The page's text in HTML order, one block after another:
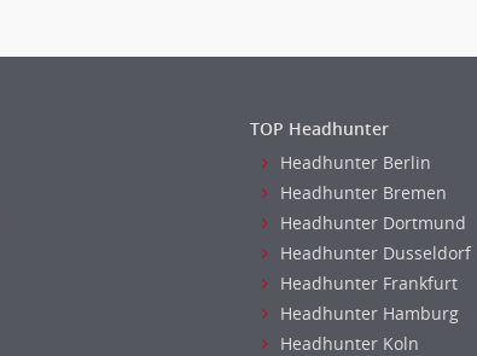
TOP Headhunter
Headhunter Berlin
Headhunter Bremen
Headhunter Dortmund
Headhunter Dusseldorf
Headhunter Frankfurt
Headhunter Hamburg
Headhunter Koln